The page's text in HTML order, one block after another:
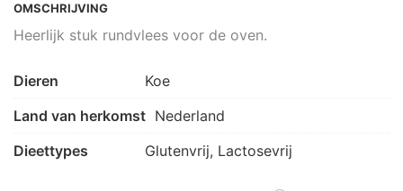
OMSCHRIJVING
Heerlijk stuk rundvlees voor de oven.
Dieren
Koe
Land van herkomst Nederland
Dieettypes
Glutenvrij, Lactosevrij